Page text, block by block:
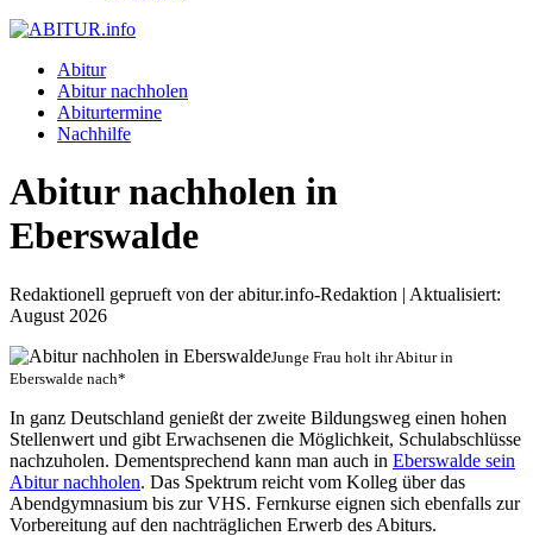
Abitur
Abitur nachholen
Abiturtermine
Nachhilfe
Abitur nachholen in
Eberswalde
Redaktionell geprueft von der abitur.info-Redaktion | Aktualisiert:
August 2026
Junge Frau holt ihr Abitur in
Eberswalde nach*
In ganz Deutschland genießt der zweite Bildungsweg einen hohen
Stellenwert und gibt Erwachsenen die Möglichkeit, Schulabschlüsse
nachzuholen. Dementsprechend kann man auch in Eberswalde sein
Abitur nachholen. Das Spektrum reicht vom Kolleg über das
Abendgymnasium bis zur VHS. Fernkurse eignen sich ebenfalls zur
Vorbereitung auf den nachträglichen Erwerb des Abiturs.